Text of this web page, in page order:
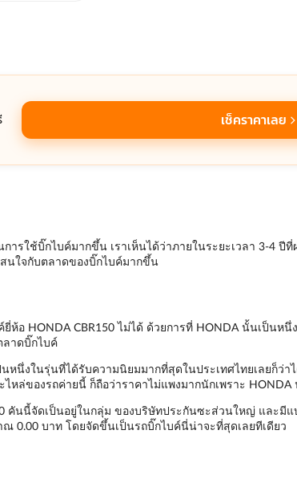
เช็คราคาเลย
ใช้บิ๊กไบค์มากขึ้น เราเห็นได้ว่าภายในระยะเวลา 3-4 ปี
นใจกับตลาดของบิ๊กไบค์มากขึ้น
อ HONDA CBR150 ไม่ได้ ด้วยการที่ HONDA นั้นเป็น
ลาดบิ๊กไบค์
นหนึ่งในรุ่นที่ได้รับความนิยมมากที่สุดในประเทศไทยเลยก็
หล่ของรถค่ายนี้ ก็ถือว่าราคาไม่แพงมากนักเพราะ
คันนี้จัดเป็นอยู่ในกลุ่ม ของบริษัทประกันซะส่วนใหญ่ และมี
0.00 บาท โดยจัดขึ้นเป็นรถบิ๊กไบค์นี่น่าจะที่สุดเลยทีเดียว